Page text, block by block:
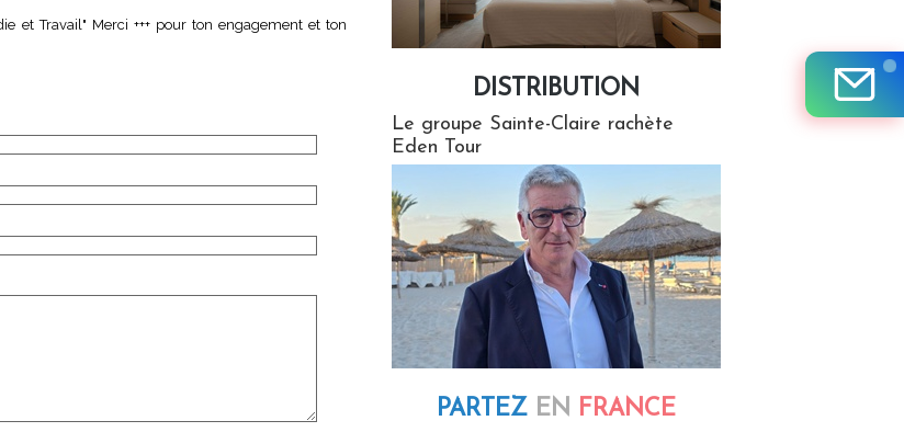
et Travail" Merci +++ pour ton engagement et ton
DISTRIBUTION
Le groupe Sainte-Claire rachète
Eden Tour
PARTEZ EN FRANCE